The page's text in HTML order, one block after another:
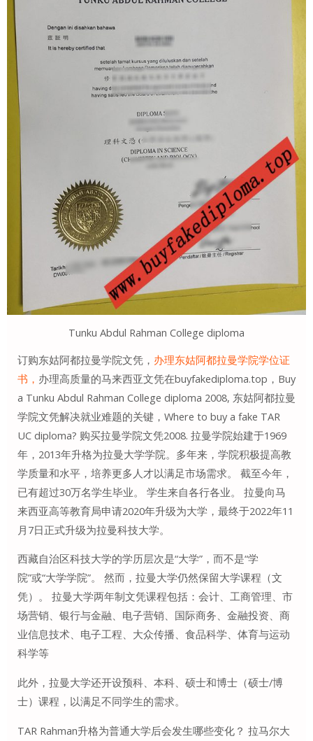
Tunku Abdul Rahman College diploma
订购东姑阿都拉曼学院文凭， 办理东姑阿都拉曼学院学位证
书， 办理高质量的马来西亚文凭在buyfakediploma.top，Buy
a Tunku Abdul Rahman College diploma 2008, 东姑阿都拉曼
学院文凭解决就业难题的关键，Where to buy a fake TAR
UC diploma? 购买拉曼学院文凭2008. 拉曼学院始建于1969
年，2013年升格为拉曼大学学院。多年来，学院积极提高教
学质量和水平，培养更多人才以满足市场需求。 截至今年，
已有超过30万名学生毕业。 学生来自各行各业。 拉曼向马
来西亚高等教育局申请2020年升级为大学，最终于2022年11
月7日正式升级为拉曼科技大学。
西藏自治区科技大学的学历层次是“大学”，而不是“学
院”或“大学学院”。 然而，拉曼大学仍然保留大学课程（文
凭）。 拉曼大学两年制文凭课程包括：会计、工商管理、市
场营销、银行与金融、电子营销、国际商务、金融投资、商
业信息技术、电子工程、大众传播、食品科学、体育与运动
科学等
此外，拉曼大学还开设预科、本科、硕士和博士（硕士/博
士）课程，以满足不同学生的需求。
TAR Rahman升格为普通大学后会发生哪些变化？ 拉马尔大